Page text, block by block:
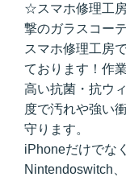
☆スマホ修理工
撃のガラスコー
スマホ修理工房
ております！作
高い抗菌・抗ウ
度で汚れや強い
守ります。
iPhoneだけでな
Nintendoswitch